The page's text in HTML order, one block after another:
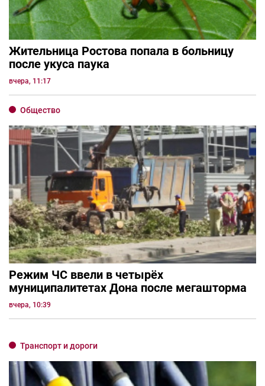
Жительница Ростова попала в больницу
после укуса паука
вчера, 11:17
Общество
Режим ЧС ввели в четырёх
муниципалитетах Дона после мегашторма
вчера, 10:39
Транспорт и дороги